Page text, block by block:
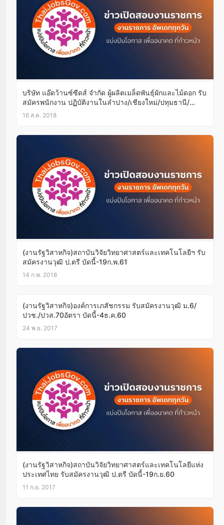
บริษัท แอ๊ดว้านซ์ซีดส์ จำกัด ผู้ผลิตเมล็ดพันธุ์ผักและไม้ดอก รับ
สมัครพนักงาน ปฏิบัติงานในลำปาง/เชียงใหม่/ปทุมธานี/
สกลนคร และประเทศเมียนมาร์
16 ส.ค. 2018
(งานรัฐวิสาหกิจ)สถาบันวิจัยวิทยาศาสตร์และเทคโนโลยีฯ รับ
สมัครงานวุฒิ ป.ตรี บัดนี้-19ก.พ.61
14 ก.พ. 2018
(งานรัฐวิสาหกิจ)องค์การเภสัชกรรม รับสมัครงานวุฒิ ม.6/
ปวช./ปวส.70อัตรา บัดนี้-4ธ.ค.60
24 พ.ย. 2017
(งานรัฐวิสาหกิจ)สถาบันวิจัยวิทยาศาสตร์และเทคโนโลยีแห่ง
ประเทศไทย รับสมัครงานวุฒิ ป.ตรี บัดนี้-19ก.ย.60
11 ก.ย. 2017